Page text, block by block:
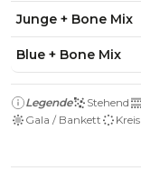
Junge + Bone Mix
Blue + Bone Mix
Legende Stehend
Gala / Bankett
Kreis